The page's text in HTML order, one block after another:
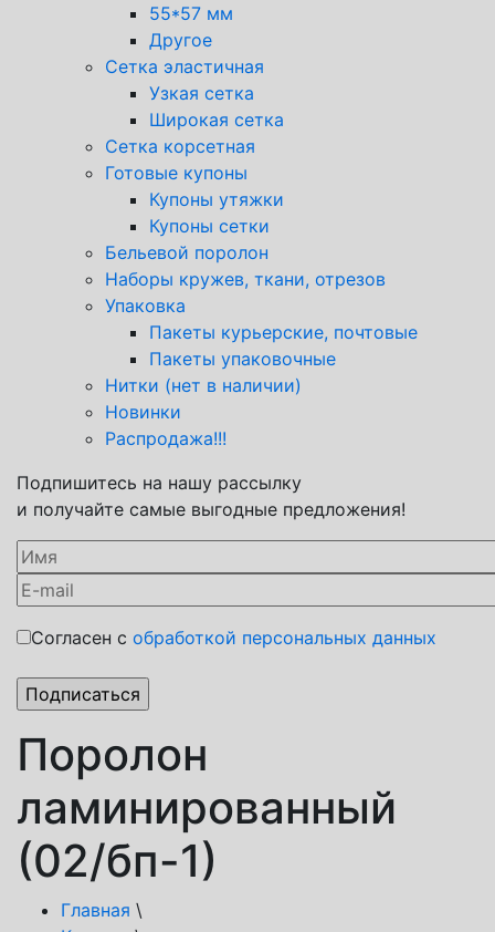
55*57 мм
Другое
Сетка эластичная
Узкая сетка
Широкая сетка
Сетка корсетная
Готовые купоны
Купоны утяжки
Купоны сетки
Бельевой поролон
Наборы кружев, ткани, отрезов
Упаковка
Пакеты курьерские, почтовые
Пакеты упаковочные
Нитки (нет в наличии)
Новинки
Распродажа!!!
Подпишитесь на нашу рассылку
и получайте самые выгодные предложения!
Согласен с обработкой персональных данных
Поролон
ламинированный
(02/бп-1)
Главная \